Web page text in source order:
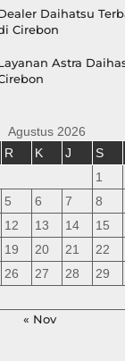
Daihatsu
Cirebon
Astra
Agustus 2026
R K J S
1
5 6 7 8
12 13 14 15
19 20 21 22
26 27 28 29
« Nov